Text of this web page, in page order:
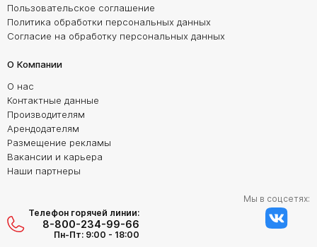
Пользовательское соглашение
Политика обработки персональных данных
Согласие на обработку персональных данных
О Компании
О нас
Контактные данные
Производителям
Арендодателям
Размещение рекламы
Вакансии и карьера
Наши партнеры
Телефон горячей линии:
8-800-234-99-66
Пн-Пт: 9:00 - 18:00
Мы в соцсетях: